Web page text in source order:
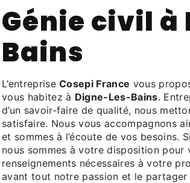
Génie civil à Digne-Les-
Bains
L’entrepriseCosepi France vous
vous habitez à Digne-Les-Bains.
d’un savoir-faire de qualité, nous
satisfaire. Nous vous accompagnons
et sommes à l’écoute de vos besoins.
nous sommes à votre disposition pour
renseignements nécessaires à votre
avant tout notre passion et le